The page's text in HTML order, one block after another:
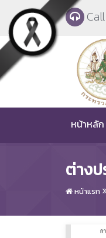
Skip to main content
หน้าหลัก
ต่างป
หน้าแรก